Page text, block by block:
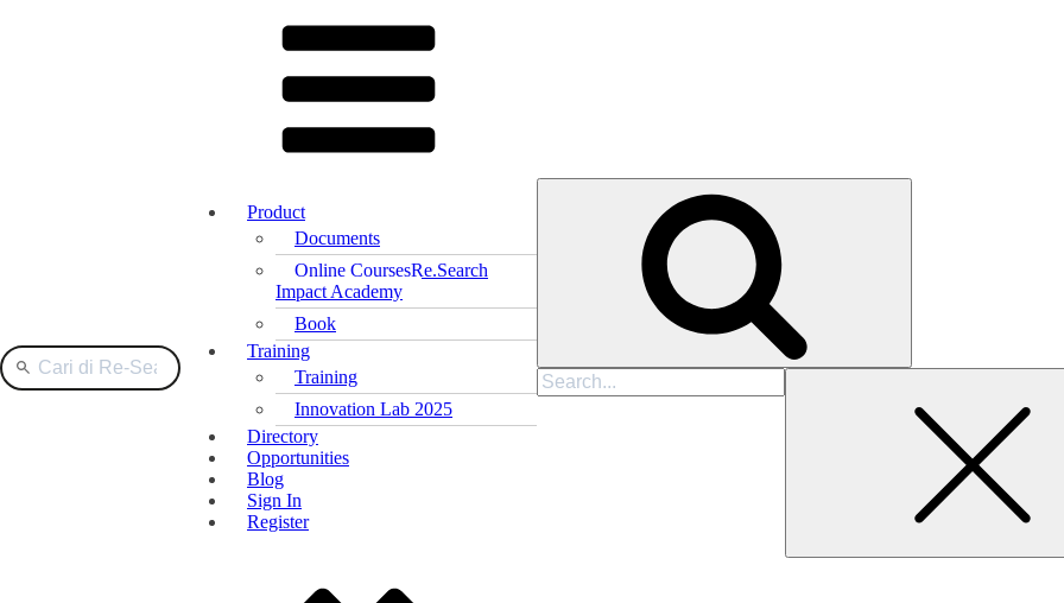
Product
Documents
Online CoursesRe.Search
Impact Academy
Book
Training
Training
Innovation Lab 2025
Directory
Opportunities
Blog
Sign In
Register
Search
for: